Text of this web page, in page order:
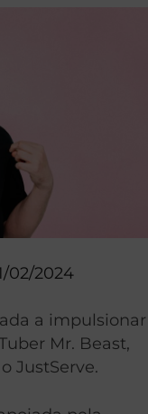
02/2024
a impulsionar
Mr. Beast,
JustServe.